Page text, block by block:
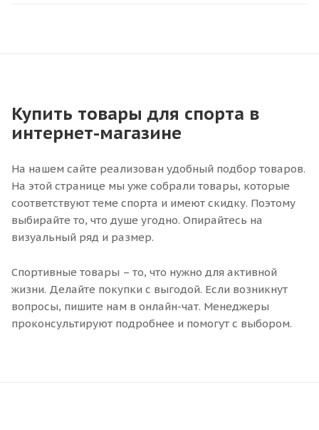
Купить товары для спорта в
интернет-магазине
На нашем сайте реализован удобный подбор товаров.
На этой странице мы уже собрали товары, которые
соответствуют теме спорта и имеют скидку. Поэтому
выбирайте то, что душе угодно. Опирайтесь на
визуальный ряд и размер.
Спортивные товары – то, что нужно для активной
жизни. Делайте покупки с выгодой. Если возникнут
вопросы, пишите нам в онлайн-чат. Менеджеры
проконсультируют подробнее и помогут с выбором.